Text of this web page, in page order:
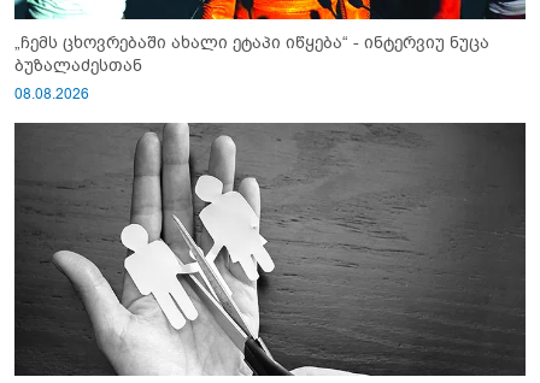
„ჩემს ცხოვრებაში ახალი ეტაპი იწყება“ - ინტერვიუ ნუცა
ბუზალაძესთან
08.08.2026